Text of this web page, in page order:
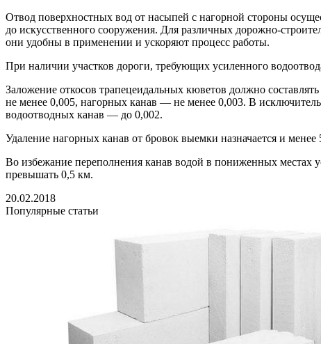
Отвод поверхностных вод от насыпей с нагорной стороны
до искусственного сооружения. Для различных дорожно-
они удобны в применении и ускоряют процесс работы.
При наличии участков дороги, требующих усиленного
Заложение откосов трапецеидальных кюветов должно
не менее 0,005, нагорных канав — не менее 0,003. В
водоотводных канав — до 0,002.
Удаление нагорных канав от бровок выемки назначается и
Во избежание переполнения канав водой в пониженных местах
превышать 0,5 км.
20.02.2018
Популярные статьи